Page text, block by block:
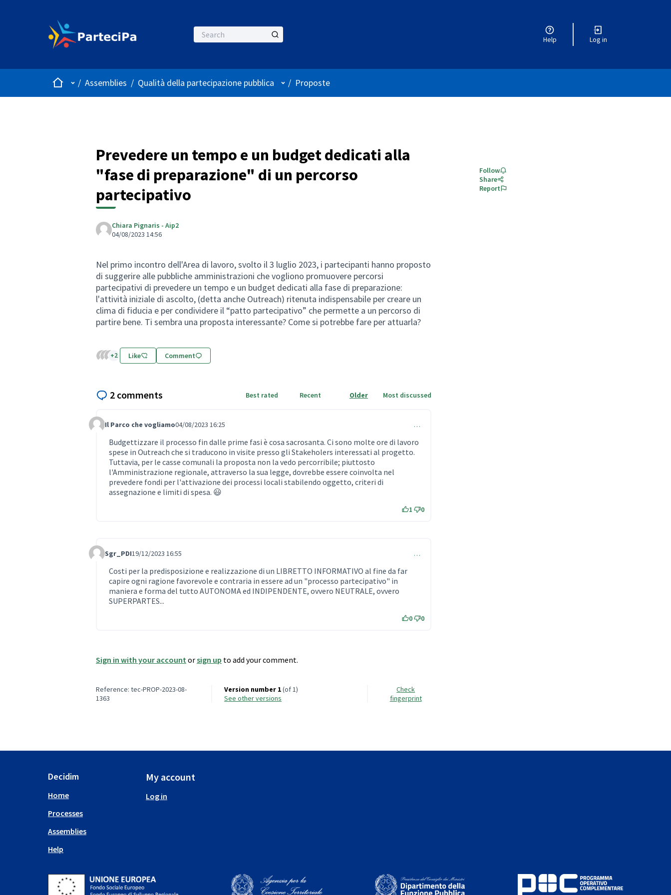
Help Log in
HomeMain menu
/ Assemblies / Qualità della partecipazione pubblica User menu
/ Proposte
Prevedere un tempo e un budget dedicati alla
"fase di preparazione" di un percorso
partecipativo
Chiara Pignaris - Aip2
04/08/2023 14:56
Nel primo incontro dell'Area di lavoro, svolto il 3 luglio 2023, i partecipanti hanno proposto
di suggerire alle pubbliche amministrazioni che vogliono promuovere percorsi
partecipativi di prevedere un tempo e un budget dedicati alla fase di preparazione:
l'attività iniziale di ascolto, (detta anche Outreach) ritenuta indispensabile per creare un
clima di fiducia e per condividere il “patto partecipativo” che permette a un percorso di
partire bene. Ti sembra una proposta interessante? Come si potrebbe fare per attuarla?
+2 Like Comment
Follow
Share
Report
2 comments Best rated Recent Older Most discussed
Comment 766
Il Parco che vogliamo04/08/2023 16:25 …
Budgettizzare il processo fin dalle prime fasi è cosa sacrosanta. Ci sono molte ore di lavoro
spese in Outreach che si traducono in visite presso gli Stakeholers interessati al progetto.
Tuttavia, per le casse comunali la proposta non la vedo percorribile; piuttosto
l'Amministrazione regionale, attraverso la sua legge, dovrebbe essere coinvolta nel
prevedere fondi per l'attivazione dei processi locali stabilendo oggetto, criteri di
assegnazione e limiti di spesa. 😃
1 0
Comment 812
Sgr_PDI19/12/2023 16:55 …
Costi per la predisposizione e realizzazione di un LIBRETTO INFORMATIVO al fine da far
capire ogni ragione favorevole e contraria in essere ad un "processo partecipativo" in
maniera e forma del tutto AUTONOMA ed INDIPENDENTE, ovvero NEUTRALE, ovvero
SUPERPARTES...
0 0
Sign in with your accountorsign up to add your comment.
Reference: tec-PROP-2023-08-
1363
Version number 1(of 1)
see other versions
Check
fingerprint
Decidim
Home
Processes
Assemblies
Help
My account
Log in